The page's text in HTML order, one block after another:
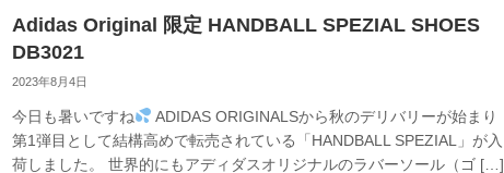
Adidas Original 限定 HANDBALL SPEZIAL SHOES
DB3021
2023年8月4日
今日も暑いですね
ADIDAS ORIGINALSから秋のデリバリーが始まり
第1弾目として結構高めで転売されている「HANDBALL SPEZIAL」が入
荷しました。 世界的にもアディダスオリジナルのラバーソール（ゴ […]